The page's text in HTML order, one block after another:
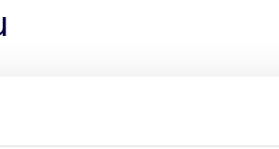
To jednak wcale nie
warstw tkaniny, a także